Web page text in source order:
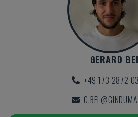
GERARD
+49 173 2872